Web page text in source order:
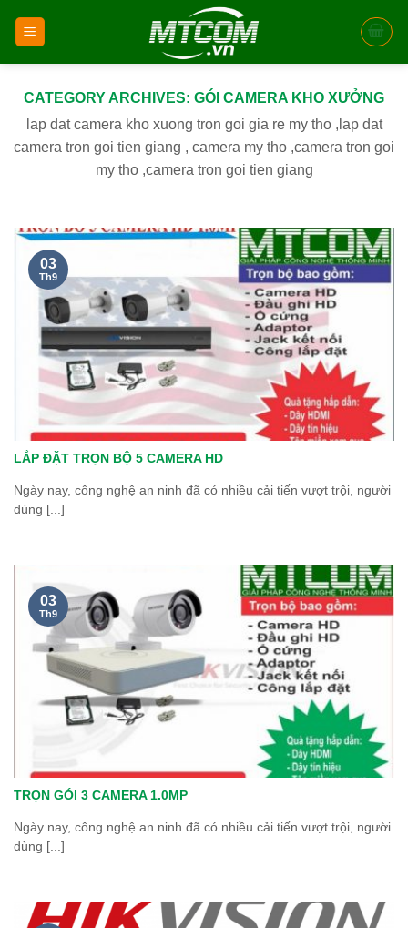
CATEGORY ARCHIVES: GÓI CAMERA KHO XƯỞNG
lap dat camera kho xuong tron goi gia re my tho ,lap dat
camera tron goi tien giang , camera my tho ,camera tron goi
my tho ,camera tron goi tien giang
LẮP ĐẶT TRỌN BỘ 5 CAMERA HD
Ngày nay, công nghệ an ninh đã có nhiều cải tiến vượt trội, người
dùng [...]
03
Th9
TRỌN GÓI 3 CAMERA 1.0MP
Ngày nay, công nghệ an ninh đã có nhiều cải tiến vượt trội, người
dùng [...]
03
Th9